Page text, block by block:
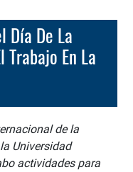
Trabajo En La
de la
Universidad
actividades para